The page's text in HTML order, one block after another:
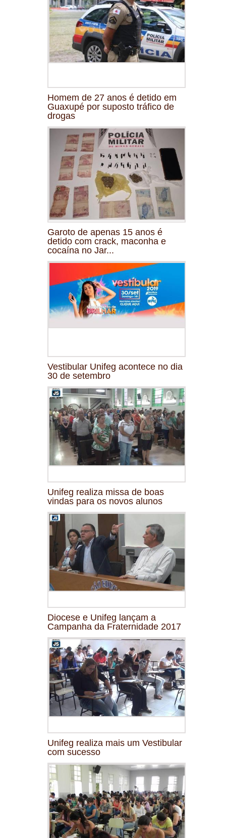
Homem de 27 anos é detido em
Guaxupé por suposto tráfico de
drogas
Garoto de apenas 15 anos é
detido com crack, maconha e
cocaína no Jar...
Vestibular Unifeg acontece no dia
30 de setembro
Unifeg realiza missa de boas
vindas para os novos alunos
Diocese e Unifeg lançam a
Campanha da Fraternidade 2017
Unifeg realiza mais um Vestibular
com sucesso